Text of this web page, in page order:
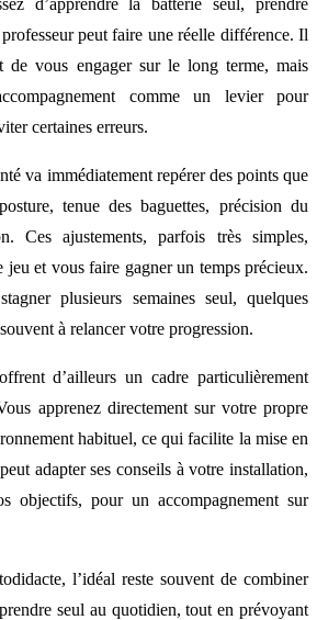
peut faire une réelle différence. Il
de vous engager sur le long terme, mais
comme un levier pour
certaines erreurs.
va immédiatement repérer des points que
tenue des baguettes, précision du
Ces ajustements, parfois très simples,
jeu et vous faire gagner un temps précieux.
plusieurs semaines seul, quelques
à relancer votre progression.
d’ailleurs un cadre particulièrement
apprenez directement sur votre propre
habituel, ce qui facilite la mise en
adapter ses conseils à votre installation,
objectifs, pour un accompagnement sur
l’idéal reste souvent de combiner
seul au quotidien, tout en prévoyant